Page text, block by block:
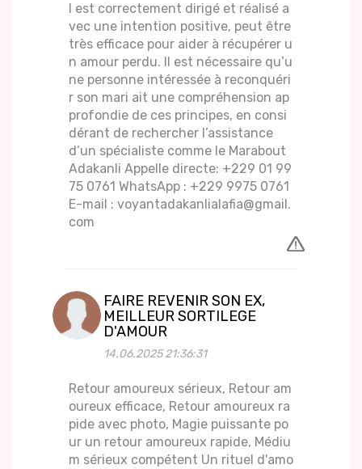
l est correctement dirigé et réalisé a
vec une intention positive, peut être
très efficace pour aider à récupérer u
n amour perdu. Il est nécessaire qu’u
ne personne intéressée à reconquéri
r son mari ait une compréhension ap
profondie de ces principes, en consi
dérant de rechercher l’assistance
d’un spécialiste comme le Marabout
Adakanli Appelle directe: +229 01 99
75 0761 WhatsApp : +229 9975 0761
E-mail : voyantadakanlialafia@gmail.
com
FAIRE REVENIR SON EX,
MEILLEUR SORTILEGE
D'AMOUR
14.06.2025 21:36:31
Retour amoureux sérieux, Retour am
oureux efficace, Retour amoureux ra
pide avec photo, Magie puissante po
ur un retour amoureux rapide, Médiu
m sérieux compétent Un rituel d'amo